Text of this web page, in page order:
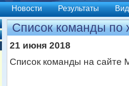
Новости Результаты
Список команды
21 июня 2018
Список команды на сайте